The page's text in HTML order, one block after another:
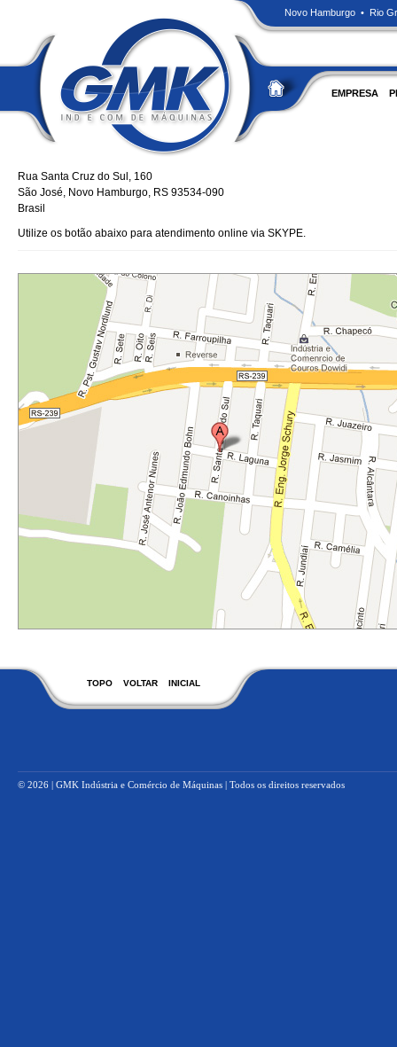
Novo Hamburgo • Rio
EMPRESA
Rua Santa Cruz do Sul, 160
São José, Novo Hamburgo, RS 93534-090
Brasil
Utilize os botão abaixo para atendimento online via SKYPE.
TOPO VOLTAR INICIAL
© 2026 | GMK Indústria e Comércio de Máquinas | Todos os direitos reservados